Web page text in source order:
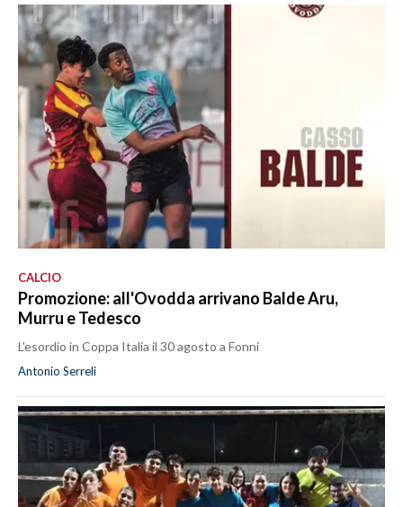
CALCIO
Promozione: all'Ovodda arrivano Balde Aru,
Murru e Tedesco
L'esordio in Coppa Italia il 30 agosto a Fonni
Antonio Serreli